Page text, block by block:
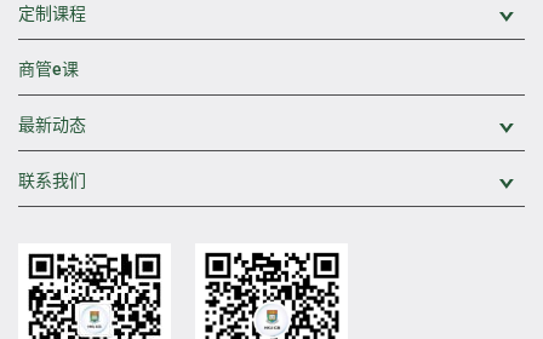
定制课程
商管e课
最新动态
联系我们